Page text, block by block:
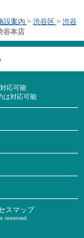
設案内 > 渋谷区 > 渋谷
谷本店
応可能
は対応可能
スマップ
reserved.